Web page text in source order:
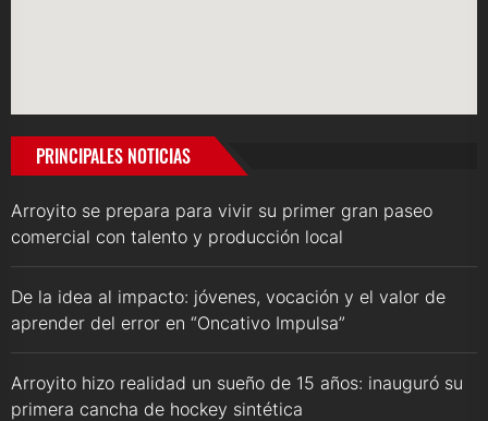
PRINCIPALES NOTICIAS
Arroyito se prepara para vivir su primer gran paseo
comercial con talento y producción local
De la idea al impacto: jóvenes, vocación y el valor de
aprender del error en “Oncativo Impulsa”
Arroyito hizo realidad un sueño de 15 años: inauguró su
primera cancha de hockey sintética